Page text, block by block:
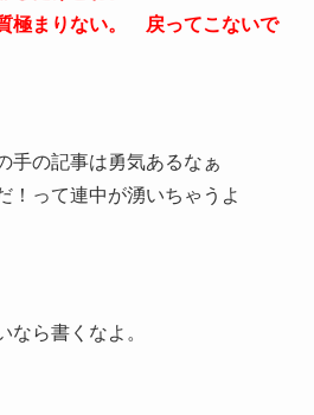
極まりない。 戻ってこないで
手の記事は勇気あるなぁ
！って連中が湧いちゃうよ
なら書くなよ。